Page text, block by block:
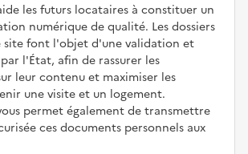
les futurs locataires à constituer un
numérique de qualité. Les dossiers
site font l'objet d'une validation et
l'État, afin de rassurer les
leur contenu et maximiser les
une visite et un logement.
permet également de transmettre
ces documents personnels aux